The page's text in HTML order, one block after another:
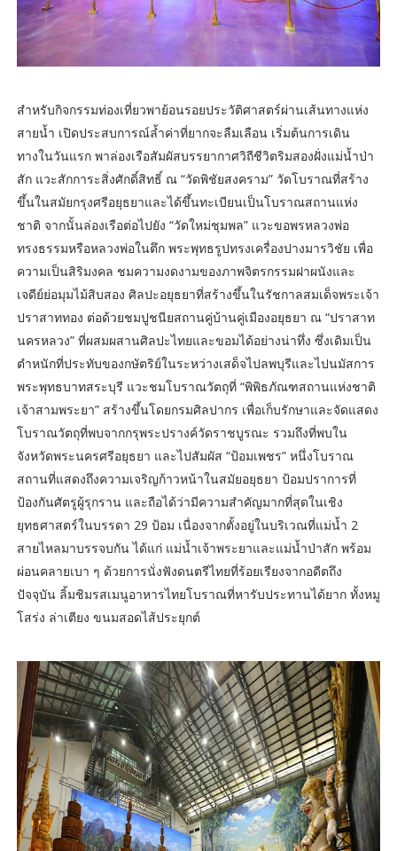
สำหรับกิจกรรมท่องเที่ยวพาย้อนรอยประวัติศาสตร์ผ่านเส้นทางแห่ง
สายน้ำ เปิดประสบการณ์ล้ำค่าที่ยากจะลืมเลือน เริ่มต้นการเดิน
ทางในวันแรก พาล่องเรือสัมผัสบรรยากาศวิถีชีวิตริมสองฝั่งแม่น้ำป่า
สัก แวะสักการะสิ่งศักดิ์สิทธิ์ ณ “วัดพิชัยสงคราม” วัดโบราณที่สร้าง
ขึ้นในสมัยกรุงศรีอยุธยาและได้ขึ้นทะเบียนเป็นโบราณสถานแห่ง
ชาติ จากนั้นล่องเรือต่อไปยัง “วัดใหม่ชุมพล” แวะขอพรหลวงพ่อ
ทรงธรรมหรือหลวงพ่อในตึก พระพุทธรูปทรงเครื่องปางมารวิชัย เพื่อ
ความเป็นสิริมงคล ชมความงดงามของภาพจิตรกรรมฝาผนังและ
เจดีย์ย่อมุมไม้สิบสอง ศิลปะอยุธยาที่สร้างขึ้นในรัชกาลสมเด็จพระเจ้า
ปราสาททอง ต่อด้วยชมปูชนียสถานคู่บ้านคู่เมืองอยุธยา ณ “ปราสาท
นครหลวง” ที่ผสมผสานศิลปะไทยและขอมได้อย่างน่าทึ่ง ซึ่งเดิมเป็น
ตำหนักที่ประทับของกษัตริย์ในระหว่างเสด็จไปลพบุรีและไปนมัสการ
พระพุทธบาทสระบุรี แวะชมโบราณวัตถุที่ “พิพิธภัณฑสถานแห่งชาติ
เจ้าสามพระยา” สร้างขึ้นโดยกรมศิลปากร เพื่อเก็บรักษาและจัดแสดง
โบราณวัตถุที่พบจากกรุพระปรางค์วัดราชบูรณะ รวมถึงที่พบใน
จังหวัดพระนครศรีอยุธยา และไปสัมผัส “ป้อมเพชร” หนึ่งโบราณ
สถานที่แสดงถึงความเจริญก้าวหน้าในสมัยอยุธยา ป้อมปราการที่
ป้องกันศัตรูผู้รุกราน และถือได้ว่ามีความสำคัญมากที่สุดในเชิง
ยุทธศาสตร์ในบรรดา 29 ป้อม เนื่องจากตั้งอยู่ในบริเวณที่แม่น้ำ 2
สายไหลมาบรรจบกัน ได้แก่ แม่น้ำเจ้าพระยาและแม่น้ำป่าสัก พร้อม
ผ่อนคลายเบา ๆ ด้วยการนั่งฟังดนตรีไทยที่ร้อยเรียงจากอดีตถึง
ปัจจุบัน ลิ้มชิมรสเมนูอาหารไทยโบราณที่หารับประทานได้ยาก ทั้งหมู
โสร่ง ล่าเตียง ขนมสอดไส้ประยุกต์